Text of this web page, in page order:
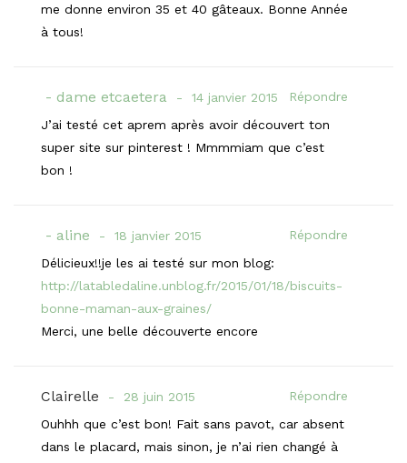
me donne environ 35 et 40 gâteaux. Bonne Année
à tous!
dame etcaetera 14 janvier 2015
Répondre
J’ai testé cet aprem après avoir découvert ton
super site sur pinterest ! Mmmmiam que c’est
bon !
aline 18 janvier 2015
Répondre
Délicieux!!je les ai testé sur mon blog:
http://latabledaline.unblog.fr/2015/01/18/biscuits-
bonne-maman-aux-graines/
Merci, une belle découverte encore
Clairelle 28 juin 2015
Répondre
Ouhhh que c’est bon! Fait sans pavot, car absent
dans le placard, mais sinon, je n’ai rien changé à